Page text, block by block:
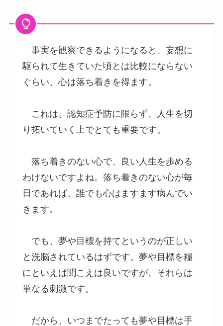
事実を観察できるようになると、妄想に
駆られて生きていた頃とは比較にならない
ぐらい、心は落ち着きを得ます。
これは、認知症予防に限らず、人生を切
り拓いていく上でとても重要です。
落ち着きのない心で、良い人生を歩める
わけないですよね。落ち着きのない心が毎
日であれば、誰でも心はますます病んでい
きます。
でも、夢や目標を持てというのが正しい
と洗脳されているはずです。夢や目標を糧
にといえば聞こえは良いですが、それらは
単なる刺激です。
だから、いつまでたっても夢や目標は手